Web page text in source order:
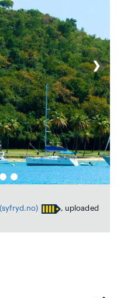
❯
(syfryd.no)
, uploaded